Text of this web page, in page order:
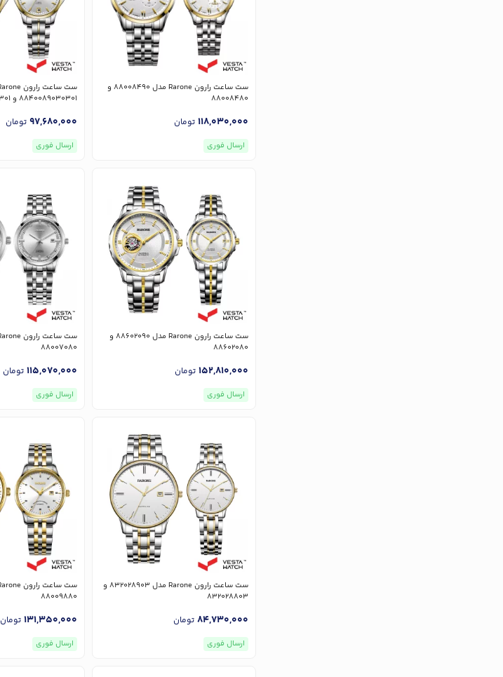
ست ساعت رارون Rarone مدل 88008490 و
88008480
118,030,000 تومان
ارسال فوری
8840089030301 و 8840088030301
97,680,000 تومان
ارسال فوری
ست ساعت رارون Rarone مدل 88602090 و
88602080
152,810,000 تومان
ارسال فوری
88007080
115,070,000 تومان
ارسال فوری
ست ساعت رارون Rarone مدل 832028903 و
832028803
84,730,000 تومان
ارسال فوری
88009880
131,350,000 تومان
ارسال فوری